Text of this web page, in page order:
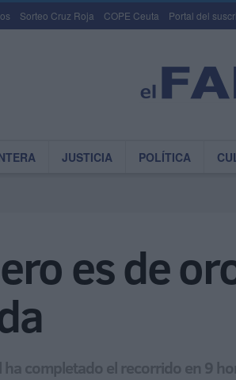
Sorteo Cruz Roja COPE Ceuta Portal del
JUSTICIA POLÍTICA
es de
ha completado el recorrido en 9